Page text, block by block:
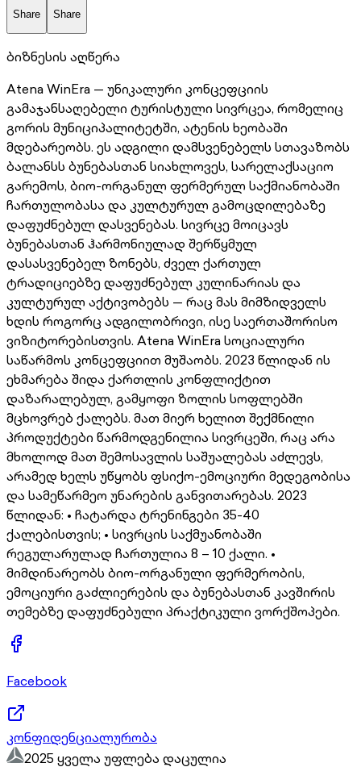
Share Share
ბიზნესის აღწერა
Atena WinEra — უნიკალური კონცეფციის
გამაჯანსაღებელი ტურისტული სივრცეა, რომელიც
გორის მუნიციპალიტეტში, ატენის ხეობაში
მდებარეობს. ეს ადგილი დამსვენებელს სთავაზობს
ბალანსს ბუნებასთან სიახლოვეს, სარელაქსაციო
გარემოს, ბიო-ორგანულ ფერმერულ საქმიანობაში
ჩართულობასა და კულტურულ გამოცდილებაზე
დაფუძნებულ დასვენებას. სივრცე მოიცავს
ბუნებასთან ჰარმონიულად შერწყმულ
დასასვენებელ ზონებს, ძველ ქართულ
ტრადიციებზე დაფუძნებულ კულინარიას და
კულტურულ აქტივობებს — რაც მას მიმზიდველს
ხდის როგორც ადგილობრივი, ისე საერთაშორისო
ვიზიტორებისთვის. Atena WinEra სოციალური
საწარმოს კონცეფციით მუშაობს. 2023 წლიდან ის
ეხმარება შიდა ქართლის კონფლიქტით
დაზარალებულ, გამყოფი ზოლის სოფლებში
მცხოვრებ ქალებს. მათ მიერ ხელით შექმნილი
პროდუქტები წარმოდგენილია სივრცეში, რაც არა
მხოლოდ მათ შემოსავლის საშუალებას აძლევს,
არამედ ხელს უწყობს ფსიქო-ემოციური მედეგობისა
და სამეწარმეო უნარების განვითარებას. 2023
წლიდან: • ჩატარდა ტრენინგები 35-40
ქალებისთვის; • სივრცის საქმუანობაში
რეგულარულად ჩართულია 8 – 10 ქალი. •
მიმდინარეობს ბიო-ორგანული ფერმერობის,
ემოციური გაძლიერების და ბუნებასთან კავშირის
თემებზე დაფუძნებული პრაქტიკული ვორქშოპები.
Facebook
კონფიდენციალურობა
2025 ყველა უფლება დაცულია